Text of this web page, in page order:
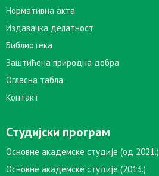
Нормативна акта
Издавачка делатност
Библиотека
Заштићена природна добра
Огласна табла
Контакт
Студијски програм
Основне академске студије (од 2021.)
Основне академске студије (2013.)